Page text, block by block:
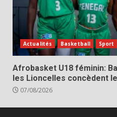
Actualités Basketball Sport
Afrobasket U18 féminin:
les Lioncelles concèdent
07/08/2026